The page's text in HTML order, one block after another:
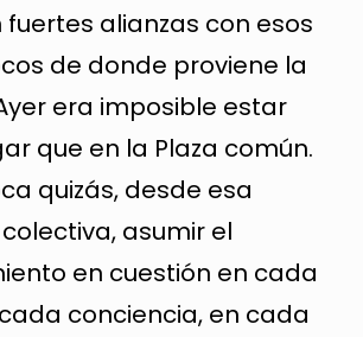
alianzas con esos
de donde proviene la
era imposible estar
que en la Plaza común.
quizás, desde esa
asumir el
en cuestión en cada
conciencia, en cada